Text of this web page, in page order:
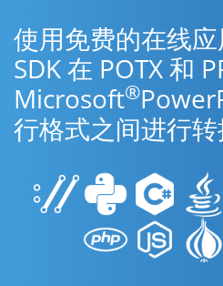
使用免费的在线
SDK 在 POTX 和
Microsoft®
行格式之间进行转